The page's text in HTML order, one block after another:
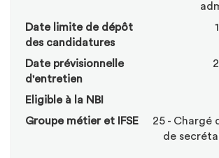
Date limite de dépôt
des candidatures
Date prévisionnelle
d'entretien
Eligible à la NBI
Groupe métier et IFSE
25 - Chargé
de